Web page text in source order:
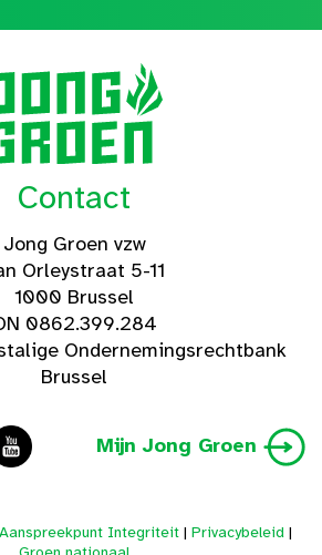
Contact
Jong Groen vzw
Orleystraat 5-11
1000 Brussel
0862.399.284
Ondernemingsrechtbank
Brussel
Mijn Jong Groen
Aanspreekpunt Integriteit | Privacybeleid |